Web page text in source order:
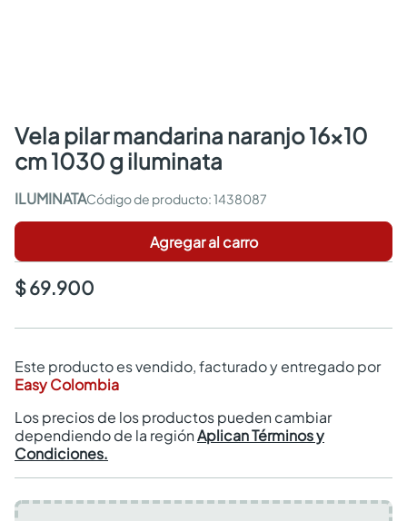
vela pilar mandarina naranjo 16x10
cm 1030 g iluminata
ILUMINATA :1438087
Agregar al carro
$ 69.900
Este producto es vendido, facturado y entregado por
Easy Colombia
Los precios de los productos pueden cambiar
dependiendo de la regiónAplican Términos y
Condiciones.